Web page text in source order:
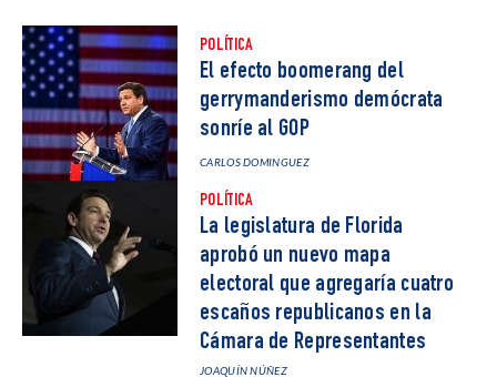
POLÍTICA
El efecto boomerang del
gerrymanderismo demócrata
sonríe al GOP
CARLOS DOMINGUEZ
POLÍTICA
La legislatura de Florida
aprobó un nuevo mapa
electoral que agregaría cuatro
escaños republicanos en la
Cámara de Representantes
JOAQUÍN NÚÑEZ